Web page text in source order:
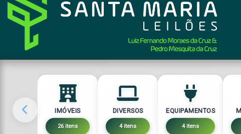
IMÓVEIS
26 itens
DIVERSOS
4 itens
EQUIPAMENTOS
4 itens